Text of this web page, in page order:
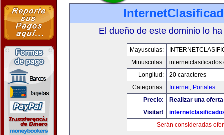
El dueño de este dominio lo
Mayusculas:
Minusculas:
Longitud:
20 caracteres
Categorias:
Internet, Portales
Precio:
Realizar una
Visitar!
Serán consideradas